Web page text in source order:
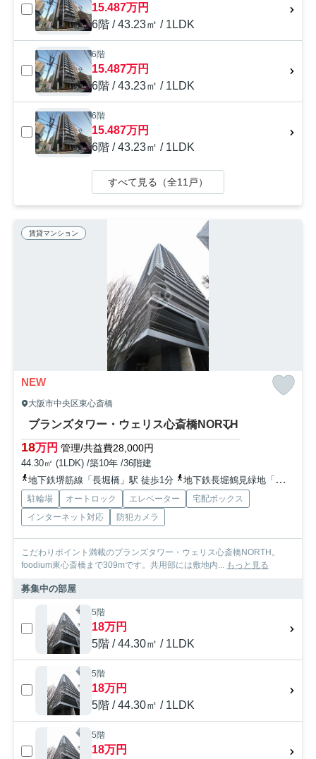
15.487万円
6階 / 43.23㎡ / 1LDK
6階
15.487万円
6階 / 43.23㎡ / 1LDK
6階
15.487万円
6階 / 43.23㎡ / 1LDK
すべて見る（全11戸）
賃貸マンション
NEW
大阪市中央区東心斎橋
ブランズタワー・ウェリス心斎橋NORTH
18万円 管理/共益費28,000円
44.30㎡ (1LDK) /築10年 /36階建
地下鉄堺筋線「長堀橋」駅 徒歩1分
地下鉄長堀鶴見緑地「松屋町」駅 徒歩7分
駐輪場 オートロック エレベーター
宅配ボックス
インターネット対応
防犯カメラ
こだわりポイント満載のブランズタワー・ウェリス心斎橋NORTH。
foodium東心斎橋まで309mです。共用部には敷地内...
もっと見る
募集中の部屋
5階
18万円
5階 / 44.30㎡ / 1LDK
5階
18万円
5階 / 44.30㎡ / 1LDK
5階
18万円